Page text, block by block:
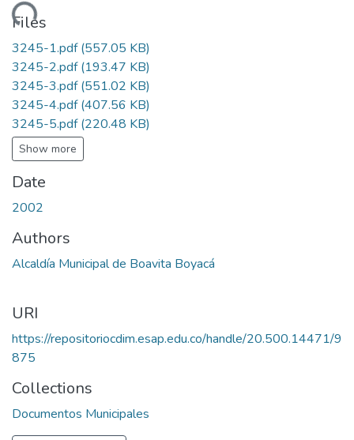
Files
3245-1.pdf(557.05 KB)
3245-2.pdf(193.47 KB)
3245-3.pdf(551.02 KB)
3245-4.pdf(407.56 KB)
3245-5.pdf(220.48 KB)
Show more
Date
2002
Authors
Alcaldía Municipal de Boavita Boyacá
URI
https://repositoriocdim.esap.edu.co/handle/20.500.14471/9
875
Collections
Documentos Municipales